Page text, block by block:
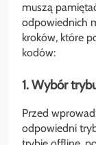
muszą
odpowiednich
kroków, które
kodów:
1. Wybór
Przed
odpowiedni